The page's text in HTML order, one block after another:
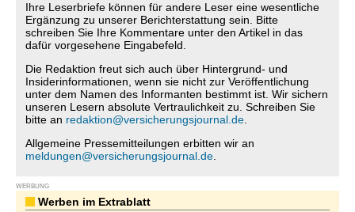
Ihre Leserbriefe können für andere Leser eine wesentliche
Ergänzung zu unserer Berichterstattung sein. Bitte
schreiben Sie Ihre Kommentare unter den Artikel in das
dafür vorgesehene Eingabefeld.
Die Redaktion freut sich auch über Hintergrund- und
Insiderinformationen, wenn sie nicht zur Veröffentlichung
unter dem Namen des Informanten bestimmt ist. Wir sichern
unseren Lesern absolute Vertraulichkeit zu. Schreiben Sie
bitte an redaktion@versicherungsjournal.de
Allgemeine Pressemitteilungen erbitten wir an
meldungen@versicherungsjournal.de
WERBUNG
Werben im Extrablatt